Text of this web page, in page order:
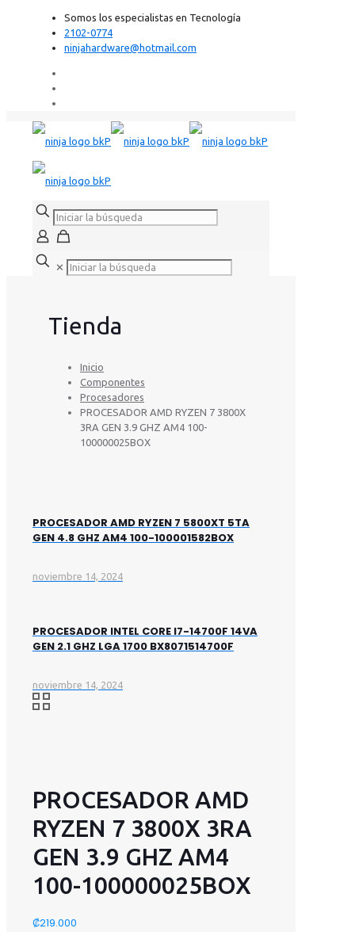
Somos los especialistas en Tecnología
2102-0774
ninjahardware@hotmail.com
✕
Tienda
Inicio
Componentes
Procesadores
PROCESADOR AMD RYZEN 7 3800X
3RA GEN 3.9 GHZ AM4 100-
100000025BOX
PROCESADOR AMD RYZEN 7 5800XT 5TA
GEN 4.8 GHZ AM4 100-100001582BOX
noviembre 14, 2024
PROCESADOR INTEL CORE I7-14700F 14VA
GEN 2.1 GHZ LGA 1700 BX8071514700F
noviembre 14, 2024
PROCESADOR AMD
RYZEN 7 3800X 3RA
GEN 3.9 GHZ AM4
100-100000025BOX
₡219.000